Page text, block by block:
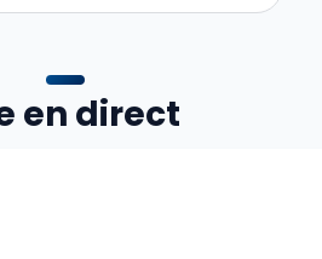
en direct